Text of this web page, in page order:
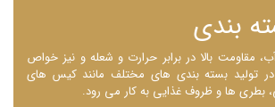
‌بندی
مقاومت بالا در برابر حرارت و شعله و نیز خواص
در تولید بسته‌ بندی ‌های مختلف مانند کیس ‌های
بطری ‌ها و ظروف غذایی به کار می ‌رود.